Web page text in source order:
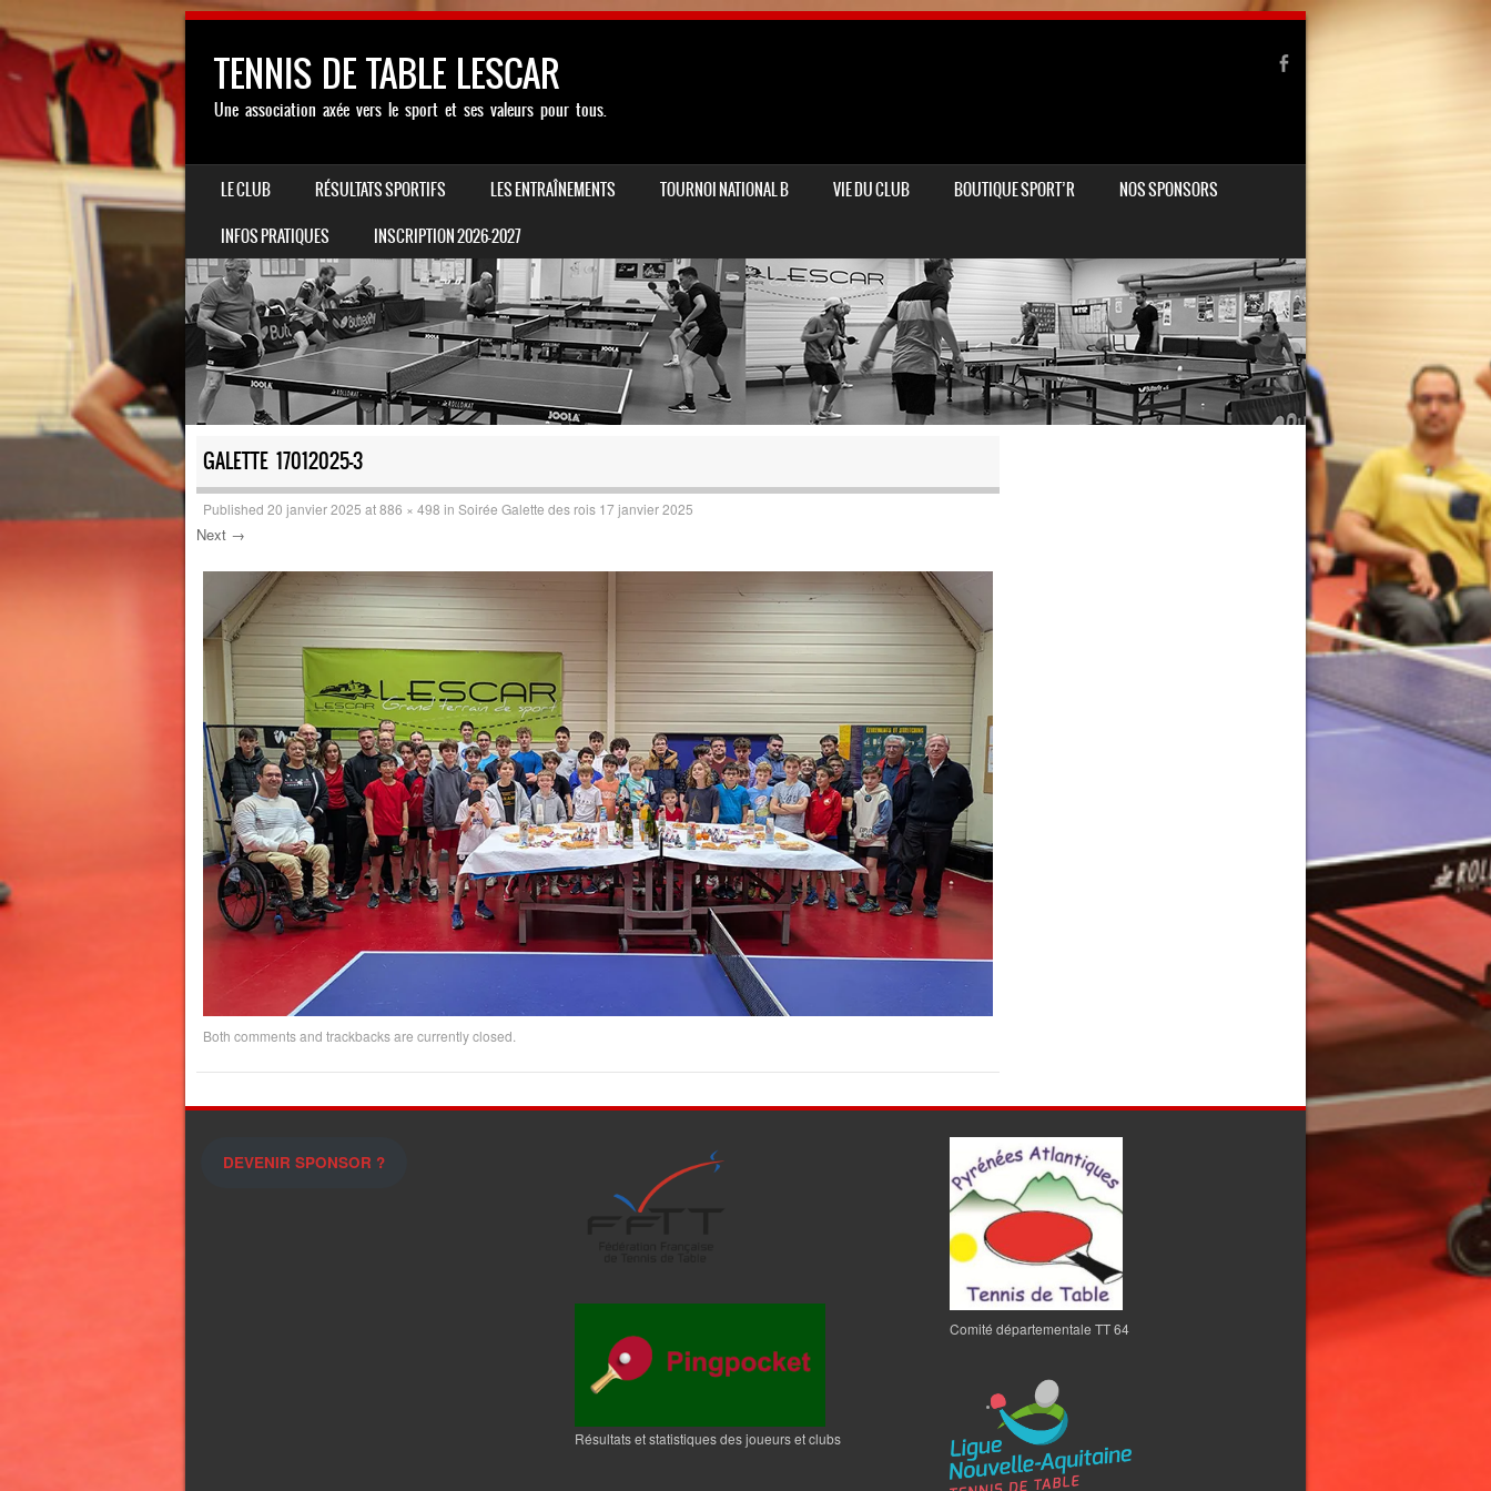
TENNIS DE TABLE LESCAR
Une association axée vers le sport et ses valeurs pour tous.
MENU
SKIP TO CONTENT
LE CLUB RÉSULTATS SPORTIFS LES ENTRAÎNEMENTS TOURNOI NATIONAL B VIE DU CLUB BOUTIQUE SPORT’R
NOS SPONSORS
INFOS PRATIQUES
INSCRIPTION 2026-2027
GALETTE 17012025-3
Published 20 janvier 2025 at886 × 498 in Soirée Galette des rois 17 janvier 2025
Next →
Both comments and trackbacks are currently closed.
DEVENIR SPONSOR ?
Résultats et statistiques des joueurs et clubs
Comité départementale TT 64